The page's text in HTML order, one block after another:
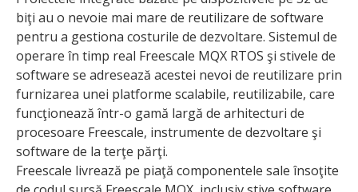
biţi au o nevoie mai mare de reutilizare de software
pentru a gestiona costurile de dezvoltare. Sistemul de
operare în timp real Freescale MQX RTOS şi stivele de
software se adresează acestei nevoi de reutilizare prin
furnizarea unei platforme scalabile, reutilizabile, care
funcţionează într-o gamă largă de arhitecturi de
procesoare Freescale, instrumente de dezvoltare şi
software de la terţe părţi.
Freescale livrează pe piaţă componentele sale însoţite